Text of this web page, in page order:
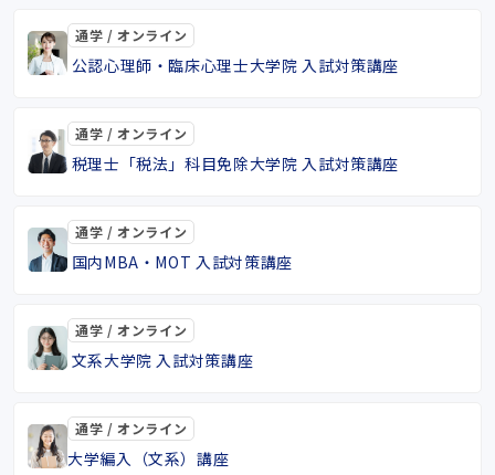
通学 / オンライン
公認心理師・臨床心理士大学院 入試対策講座
通学 / オンライン
税理士「税法」科目免除大学院 入試対策講座
通学 / オンライン
国内MBA・MOT 入試対策講座
通学 / オンライン
文系大学院 入試対策講座
通学 / オンライン
大学編入（文系）講座